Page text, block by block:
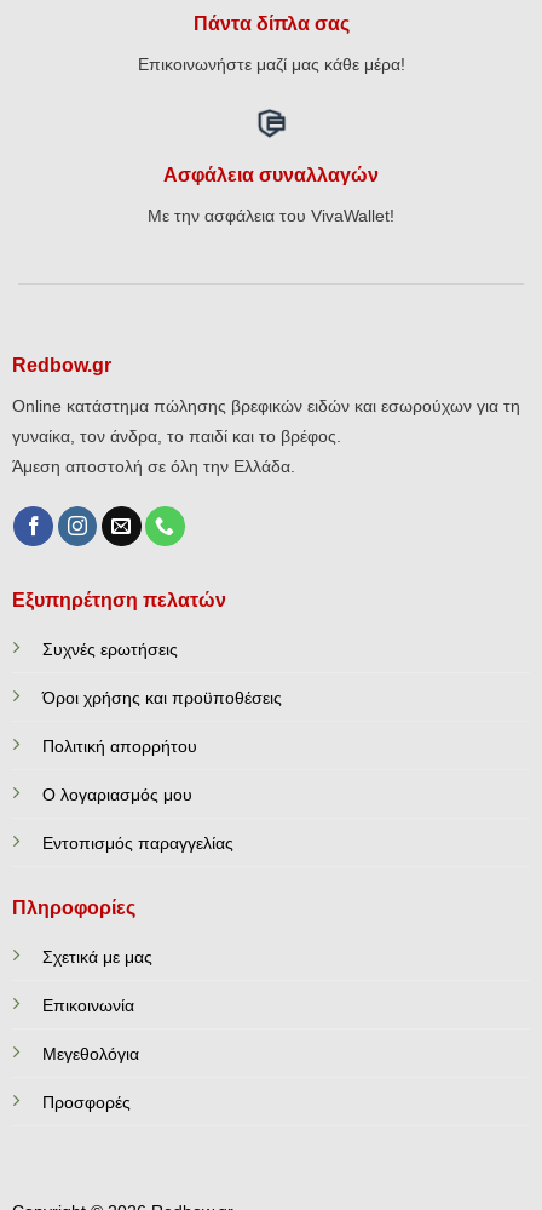
Πάντα δίπλα σας
Επικοινωνήστε μαζί μας κάθε μέρα!
Ασφάλεια συναλλαγών
Με την ασφάλεια του VivaWallet!
Redbow.gr
Online κατάστημα πώλησης βρεφικών ειδών και εσωρούχων για τη
γυναίκα, τον άνδρα, το παιδί και το βρέφος.
Άμεση αποστολή σε όλη την Ελλάδα.
Εξυπηρέτηση πελατών
Συχνές ερωτήσεις
Όροι χρήσης και προϋποθέσεις
Πολιτική απορρήτου
Ο λογαριασμός μου
Εντοπισμός παραγγελίας
Πληροφορίες
Σχετικά με μας
Επικοινωνία
Mεγεθολόγια
Προσφορές